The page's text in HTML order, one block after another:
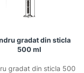
gradat din sticla
500 ml
gradat din sticla 500